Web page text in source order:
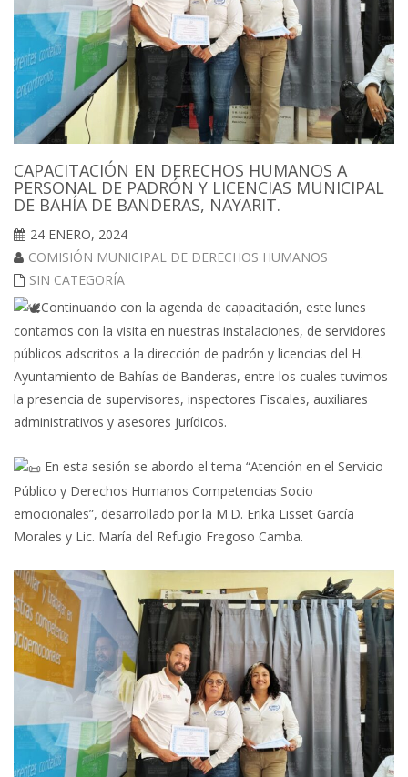
CAPACITACIÓN EN DERECHOS HUMANOS A
PERSONAL DE PADRÓN Y LICENCIAS MUNICIPAL
DE BAHÍA DE BANDERAS, NAYARIT.
24 ENERO, 2024
COMISIÓN MUNICIPAL DE DERECHOS HUMANOS
SIN CATEGORÍA
Continuando con la agenda de capacitación, este lunes
contamos con la visita en nuestras instalaciones, de servidores
públicos adscritos a la dirección de padrón y licencias del H.
Ayuntamiento de Bahías de Banderas, entre los cuales tuvimos
la presencia de supervisores, inspectores Fiscales, auxiliares
administrativos y asesores jurídicos.
En esta sesión se abordo el tema “Atención en el Servicio
Público y Derechos Humanos Competencias Socio
emocionales”, desarrollado por la M.D. Erika Lisset García
Morales y Lic. María del Refugio Fregoso Camba.